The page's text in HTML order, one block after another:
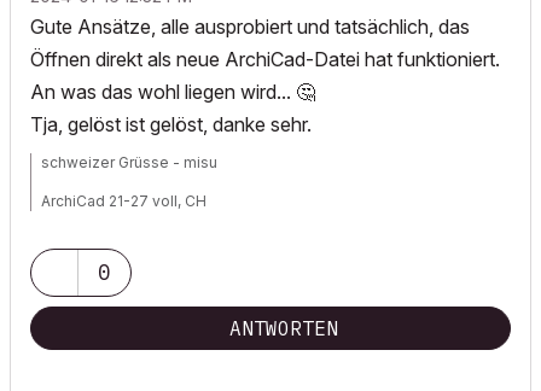
Gute Ansätze, alle ausprobiert und tatsächlich, das
Öffnen direkt als neue ArchiCad-Datei hat funktioniert.
An was das wohl liegen wird... 🤔
Tja, gelöst ist gelöst, danke sehr.
schweizer Grüsse - misu
ArchiCad 21-27 voll, CH
0
ANTWORTEN